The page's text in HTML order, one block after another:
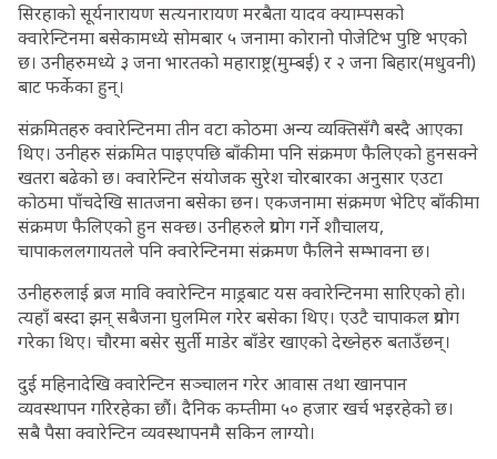
सिरहाको सूर्यनारायण सत्यनारायण मरबैता यादव क्याम्पसको
क्वारेन्टिनमा बसेकामध्ये सोमबार ५ जनामा कोरानो पोजेटिभ पुष्टि भएको
छ। उनीहरुमध्ये ३ जना भारतको महाराष्ट्र(मुम्बई) र २ जना बिहार(मधुवनी)
बाट फर्केका हुन्।
संक्रमितहरु क्वारेन्टिनमा तीन वटा कोठमा अन्य व्यक्तिसँगै बस्दै आएका
थिए। उनीहरु संक्रमित पाइएपछि बाँकीमा पनि संक्रमण फैलिएको हुनसक्ने
खतरा बढेको छ। क्वारेन्टिन संयोजक सुरेश चोरबारका अनुसार एउटा
कोठमा पाँचदेखि सातजना बसेका छन। एकजनामा संक्रमण भेटिए बाँकीमा
संक्रमण फैलिएको हुन सक्छ। उनीहरुले प्रयोग गर्ने शौचालय,
चापाकललगायतले पनि क्वारेन्टिनमा संक्रमण फैलिने सम्भावना छ।
उनीहरुलाई ब्रज मावि क्वारेन्टिन माड्रबाट यस क्वारेन्टिनमा सारिएको हो।
त्यहाँ बस्दा झन् सबैजना घुलमिल गरेर बसेका थिए। एउटै चापाकल प्रयोग
गरेका थिए। चौरमा बसेर सुर्ती माडेर बाँडेर खाएको देख्नेहरु बताउँछन्।
दुई महिनादेखि क्वारेन्टिन सञ्चालन गरेर आवास तथा खानपान
व्यवस्थापन गरिरहेका छौं। दैनिक कम्तीमा ५० हजार खर्च भइरहेको छ।
सबै पैसा क्वारेन्टिन व्यवस्थापनमै सकिन लाग्यो।